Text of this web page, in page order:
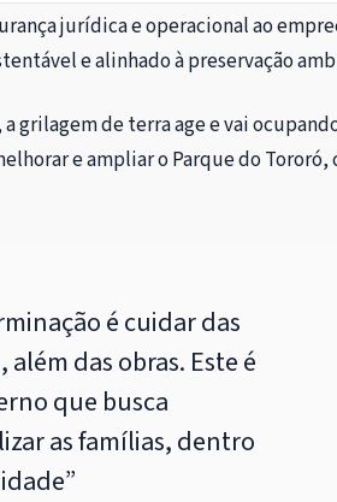
jurídica e operacional ao
e alinhado à preservação
a grilagem de terra age e vai
e ampliar o Parque do
é cuidar das
além das obras. Este é
que busca
as famílias, dentro